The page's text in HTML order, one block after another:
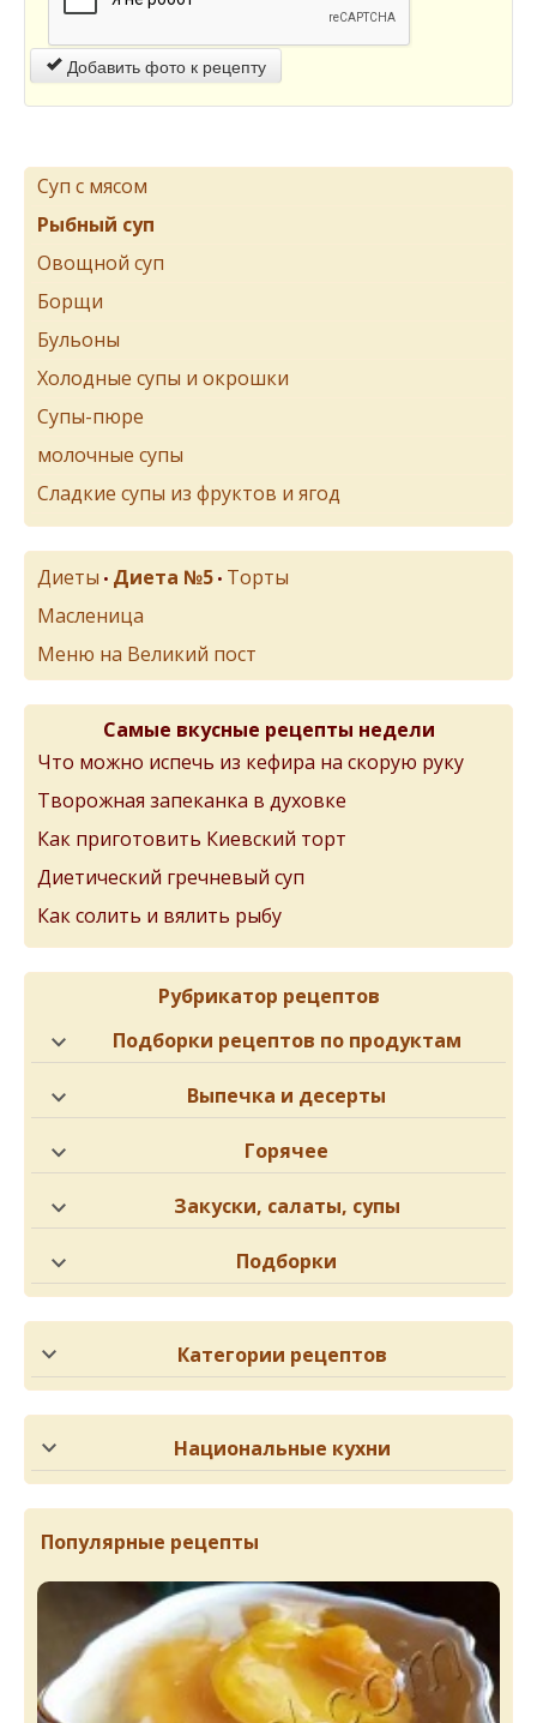
Добавить фото к рецепту
Суп с мясом
Рыбный суп
Овощной суп
Борщи
Бульоны
Холодные супы и окрошки
Супы-пюре
молочные супы
Сладкие супы из фруктов и ягод
Диеты • Диета №5 • Торты
Масленица
Меню на Великий пост
Самые вкусные рецепты недели
Что можно испечь из кефира на скорую руку
Творожная запеканка в духовке
Как приготовить Киевский торт
Диетический гречневый суп
Как солить и вялить рыбу
Рубрикатор рецептов
Подборки рецептов по продуктам
Выпечка и десерты
Горячее
Закуски, салаты, супы
Подборки
Категории рецептов
Национальные кухни
Популярные рецепты